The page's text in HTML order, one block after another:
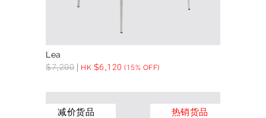
Lea
$7,200 HK $6,120 (15% OFF)
减价货品 热销货品